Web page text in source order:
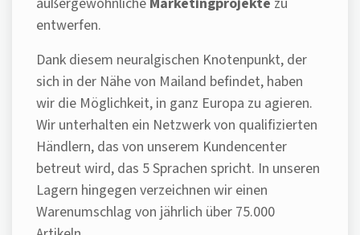
entwerfen.
Dank diesem neuralgischen Knotenpunkt, der
sich in der Nähe von Mailand befindet, haben
wir die Möglichkeit, in ganz Europa zu agieren.
Wir unterhalten ein Netzwerk von qualifizierten
Händlern, das von unserem Kundencenter
betreut wird, das 5 Sprachen spricht. In unseren
Lagern hingegen verzeichnen wir einen
Warenumschlag von jährlich über 75.000